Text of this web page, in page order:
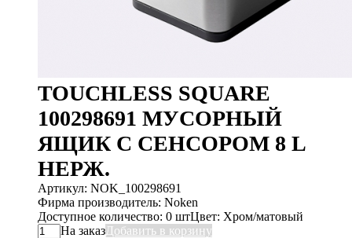
TOUCHLESS SQUARE
100298691 МУСОРНЫЙ
ЯЩИК С СЕНСОРОМ 8 L
НЕРЖ.
Артикул: NOK_100298691
Фирма производитель: Noken
Доступное количество: 0 штЦвет: Хром/матовый
На заказДобавить в корзину